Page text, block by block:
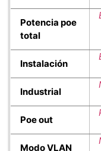
Potencia poe
total
Instalación
Industrial
Poe out
Modo VLAN